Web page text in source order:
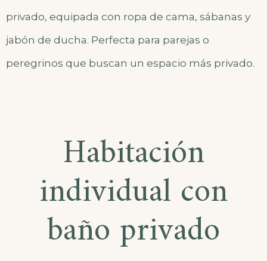
privado, equipada con ropa de cama, sábanas y
jabón de ducha. Perfecta para parejas o
peregrinos que buscan un espacio más privado.
Habitación
individual con
baño privado